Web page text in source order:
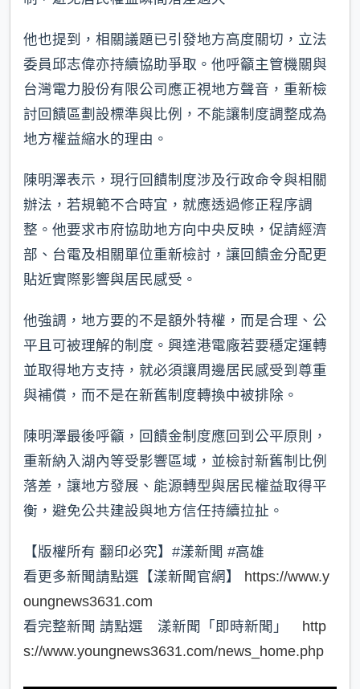
他也提到，相關議題已引發地方高度關切，立法
委員邱志偉亦持續協助爭取。他呼籲主管機關與
台灣電力股份有限公司應正視地方聲音，重新檢
討回饋區劃設標準與比例，不能讓制度調整成為
地方權益縮水的理由。
陳明澤表示，現行回饋制度涉及行政命令與相關
辦法，若規範不合時宜，就應透過修正程序調
整。他要求市府協助地方向中央反映，促請經濟
部、台電及相關單位重新檢討，讓回饋金分配更
貼近實際影響與居民感受。
他強調，地方要的不是額外特權，而是合理、公
平且可被理解的制度。興達港電廠若要穩定運轉
並取得地方支持，就必須讓周邊居民感受到尊重
與補償，而不是在新舊制度轉換中被排除。
陳明澤最後呼籲，回饋金制度應回到公平原則，
重新納入湖內等受影響區域，並檢討新舊制比例
落差，讓地方發展、能源轉型與居民權益取得平
衡，避免公共建設與地方信任持續拉扯。
【版權所有 翻印必究】#漾新聞 #高雄
看更多新聞請點選【漾新聞官網】 https://www.y
oungnews3631.com
看完整新聞 請點選 漾新聞「即時新聞」 http
s://www.youngnews3631.com/news_home.php